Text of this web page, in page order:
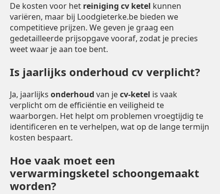
De kosten voor het reiniging cv ketel kunnen
variëren, maar bij Loodgieterke.be bieden we
competitieve prijzen. We geven je graag een
gedetailleerde prijsopgave vooraf, zodat je precies
weet waar je aan toe bent.
Is jaarlijks onderhoud cv verplicht?
Ja, jaarlijks onderhoud van jecv-ketel is vaak
verplicht om de efficiëntie en veiligheid te
waarborgen. Het helpt om problemen vroegtijdig te
identificeren en te verhelpen, wat op de lange termijn
kosten bespaart.
Hoe vaak moet een
verwarmingsketel schoongemaakt
worden?